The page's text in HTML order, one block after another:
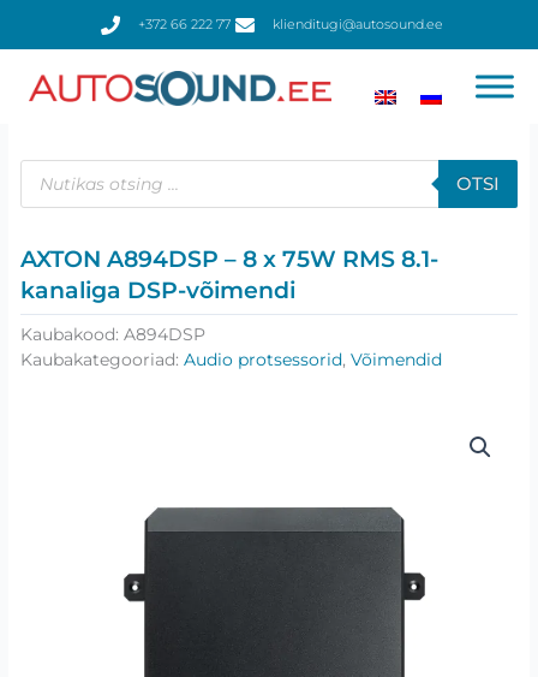
+372 66 222 77 klienditugi@autosound.ee
Products
search
OTSI
AXTON A894DSP – 8 x 75W RMS 8.1-
kanaliga DSP-võimendi
Kaubakood: A894DSP
Kaubakategooriad: Audio protsessorid, Võimendid